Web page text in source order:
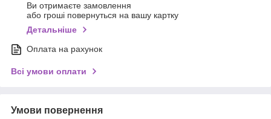
Ви отримаєте замовлення
або гроші повернуться на вашу картку
Детальніше
Оплата на рахунок
Всі умови оплати
Умови повернення